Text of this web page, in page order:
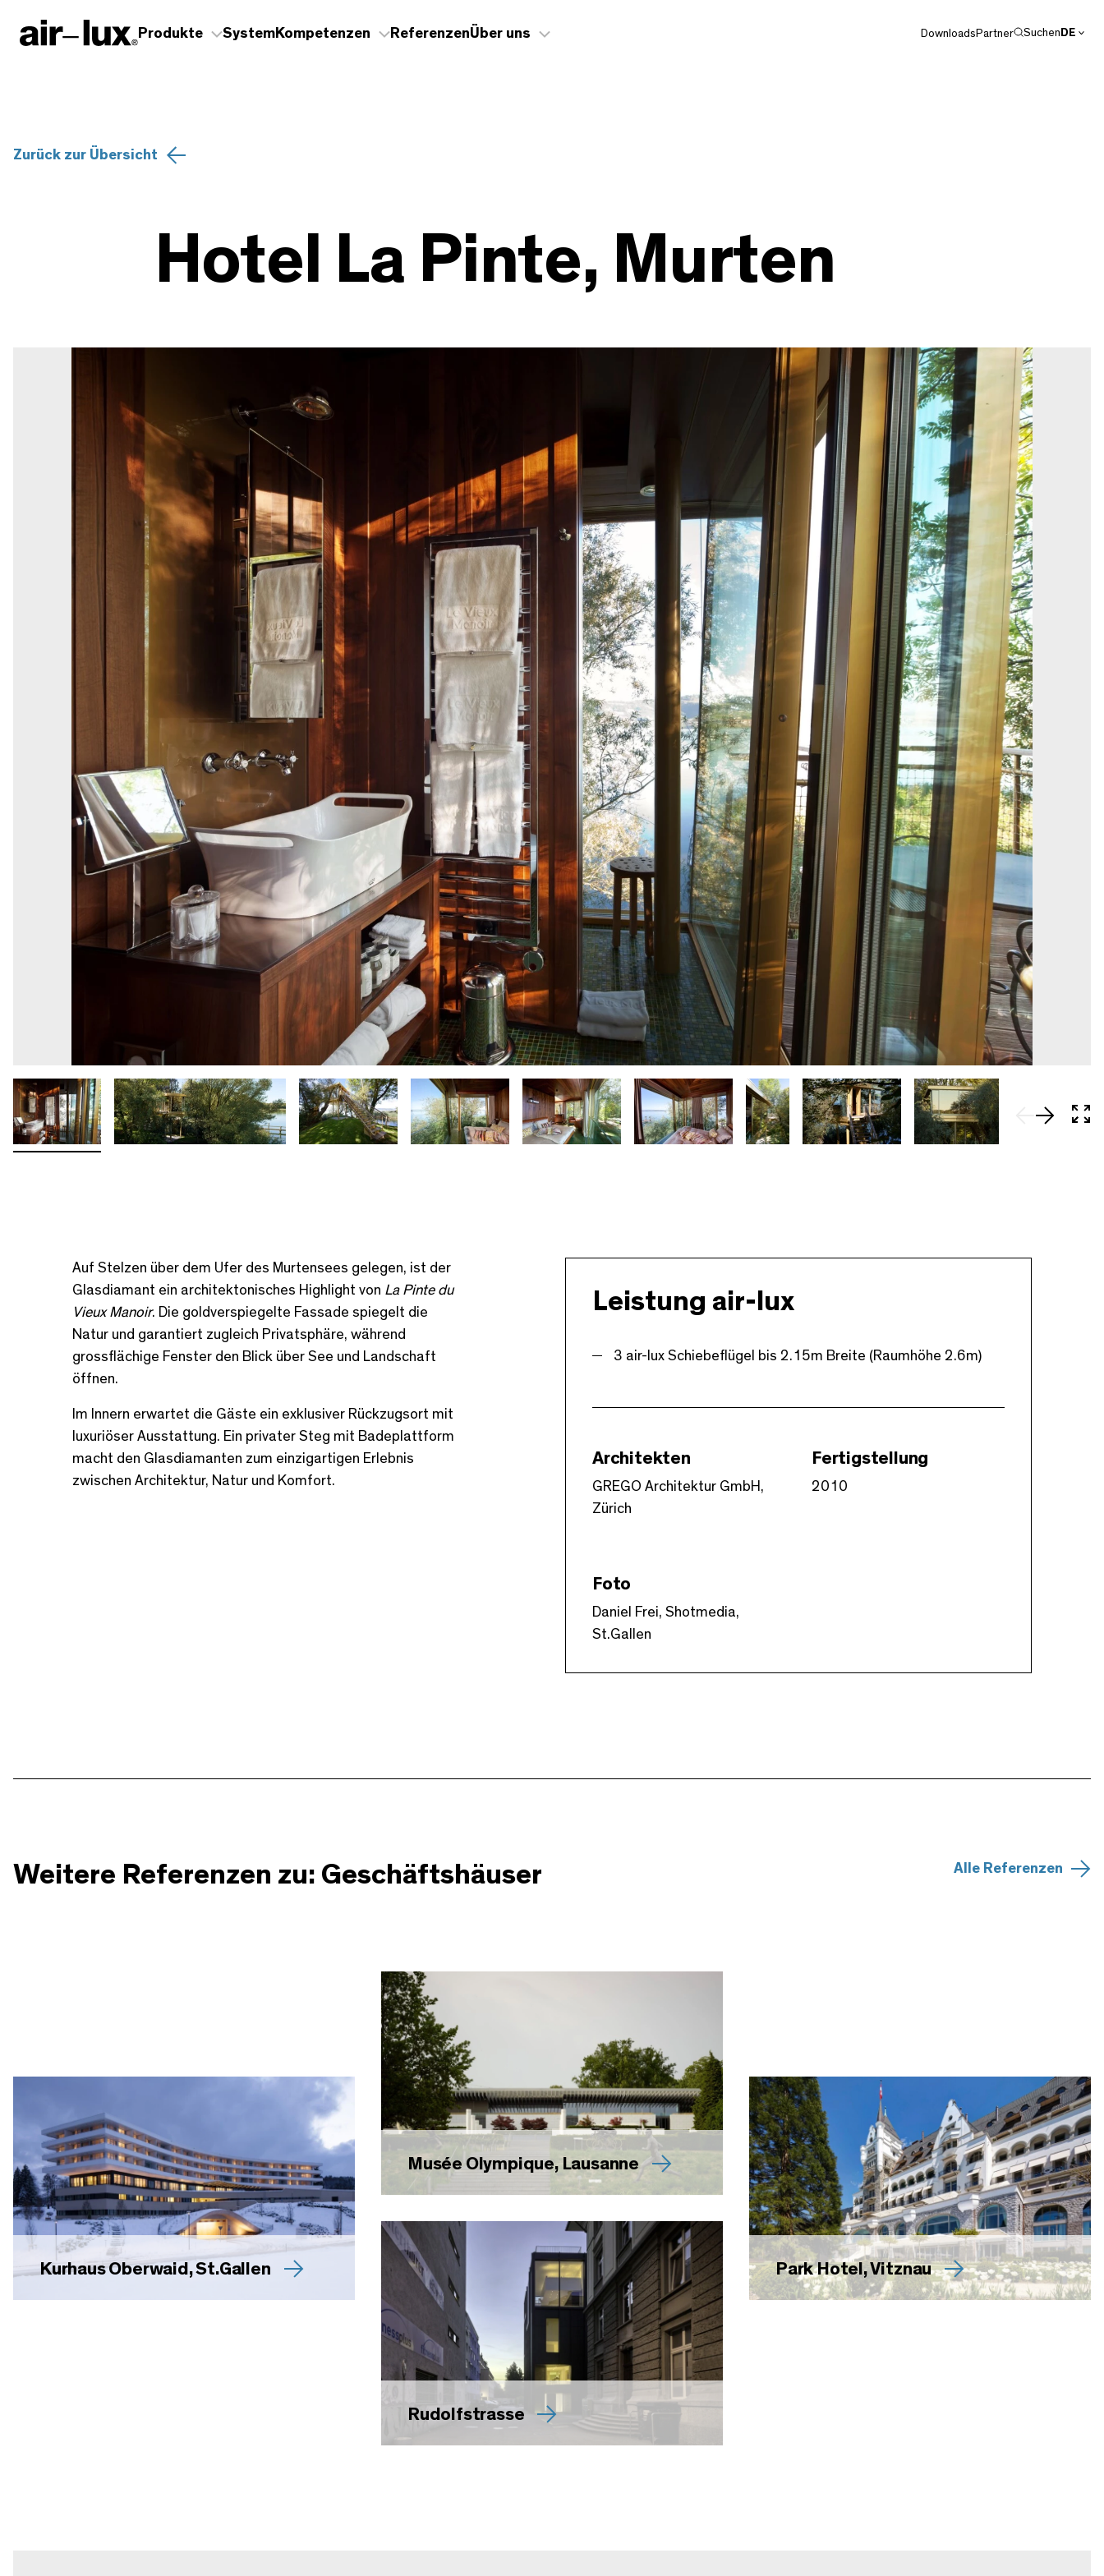
Produkte SystemKompetenzen ReferenzenÜber uns Downloads Partner Suchen DE
Zurück zur Übersicht
Hotel La Pinte, Murten
Auf Stelzen über dem Ufer des Murtensees gelegen, ist der
Glasdiamant ein architektonisches Highlight von La Pinte du
Vieux Manoir. Die goldverspiegelte Fassade spiegelt die
Natur und garantiert zugleich Privatsphäre, während
grossflächige Fenster den Blick über See und Landschaft
öffnen.
Im Innern erwartet die Gäste ein exklusiver Rückzugsort mit
luxuriöser Ausstattung. Ein privater Steg mit Badeplattform
macht den Glasdiamanten zum einzigartigen Erlebnis
zwischen Architektur, Natur und Komfort.
Leistung air-lux
3 air-lux Schiebeflügel bis 2.15m Breite (Raumhöhe 2.6m)
Architekten
GREGO Architektur GmbH,
Zürich
Fertigstellung
2010
Foto
Daniel Frei, Shotmedia,
St.Gallen
Weitere Referenzen zu: Geschäftshäuser Alle Referenzen
Kurhaus Oberwaid, St.Gallen
Musée Olympique, Lausanne
Park Hotel, Vitznau
Rudolfstrasse